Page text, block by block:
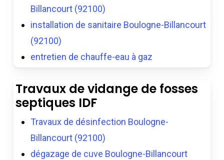
Billancourt (92100)
installation de sanitaire Boulogne-Billancourt
(92100)
entretien de chauffe-eau à gaz
Travaux de vidange de fosses
septiques IDF
Travaux de désinfection Boulogne-
Billancourt (92100)
dégazage de cuve Boulogne-Billancourt